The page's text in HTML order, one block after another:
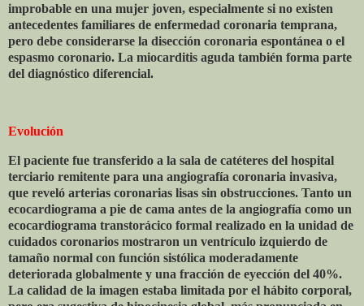
improbable en una mujer joven, especialmente si no existen
antecedentes familiares de enfermedad coronaria temprana,
pero debe considerarse la disección coronaria espontánea o el
espasmo coronario. La miocarditis aguda también forma parte
del diagnóstico diferencial.
Evolución
El paciente fue transferido a la sala de catéteres del hospital
terciario remitente para una angiografía coronaria invasiva,
que reveló arterias coronarias lisas sin obstrucciones. Tanto un
ecocardiograma a pie de cama antes de la angiografía como un
ecocardiograma transtorácico formal realizado en la unidad de
cuidados coronarios mostraron un ventrículo izquierdo de
tamaño normal con función sistólica moderadamente
deteriorada globalmente y una fracción de eyección del 40%.
La calidad de la imagen estaba limitada por el hábito corporal,